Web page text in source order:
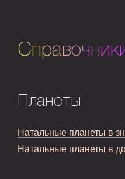
Планеты
Натальные планеты в
Натальные планеты в